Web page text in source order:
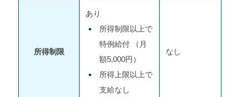
所得制限
あり
所得制限以上で
特例給付 （月
額5,000円）
所得上限以上で
支給なし
なし